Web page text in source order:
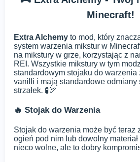
Minecraft!
Extra Alchemy to mod, który
system warzenia mikstur w
na mikstury w grze, korzystając z
REI. Wszystkie mikstury w tym
standardowym stojaku do warzenia
vanilli i mają standardowe odmiany
strzałek. 🧪🏹
🔥 Stojak do Warzenia
Stojak do warzenia może być teraz
ogień pod nim lub dowolny
nieco wolne, ale to dobry